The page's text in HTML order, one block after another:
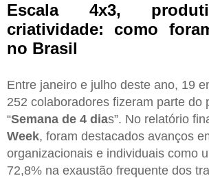
Escala 4x3,
criatividade: como
no Brasil
Entre janeiro e julho deste ano, 19
252 colaboradores fizeram parte do
“Semana de 4 dias”. No relatório
Week, foram destacados avanços
organizacionais e individuais como
72,8% na exaustão frequente dos